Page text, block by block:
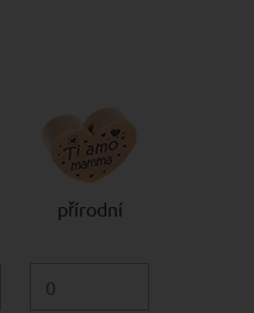
přírodní